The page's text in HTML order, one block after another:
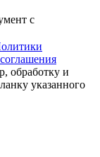
с
обработку и
указанного